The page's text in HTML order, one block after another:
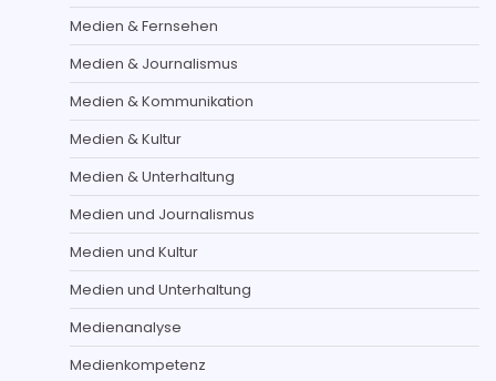
Medien & Fernsehen
Medien & Journalismus
Medien & Kommunikation
Medien & Kultur
Medien & Unterhaltung
Medien und Journalismus
Medien und Kultur
Medien und Unterhaltung
Medienanalyse
Medienkompetenz